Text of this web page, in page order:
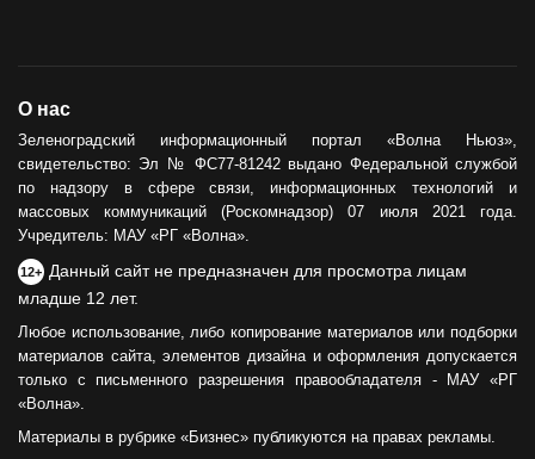
О нас
Зеленоградский информационный портал «Волна Ньюз»,
свидетельство: Эл № ФС77-81242 выдано Федеральной службой
по надзору в сфере связи, информационных технологий и
массовых коммуникаций (Роскомнадзор) 07 июля 2021 года.
Учредитель: МАУ «РГ «Волна».
12+ Данный сайт не предназначен для просмотра лицам
младше 12 лет.
Любое использование, либо копирование материалов или подборки
материалов сайта, элементов дизайна и оформления допускается
только с письменного разрешения правообладателя - МАУ «РГ
«Волна».
Материалы в рубрике «Бизнес» публикуются на правах рекламы.